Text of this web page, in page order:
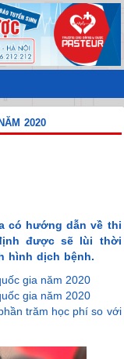
2020
có hướng dẫn về thi
được sẽ lùi thời
hình dịch bệnh.
gia năm 2020
gia năm 2020
trăm học phí so với